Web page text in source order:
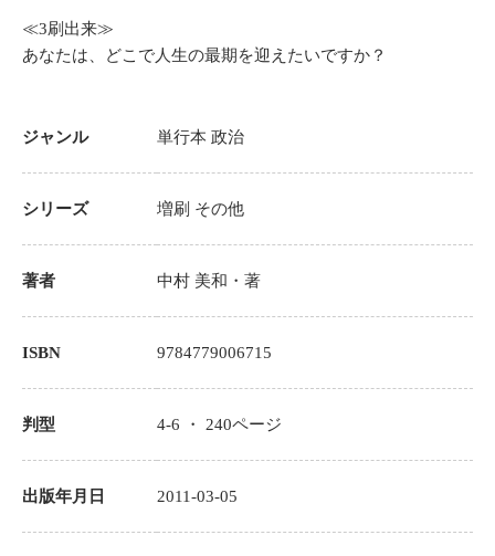
≪3刷出来≫
あなたは、どこで人生の最期を迎えたいですか？
ジャンル 単行本 政治
シリーズ 増刷 その他
著者 中村 美和 ・著
ISBN 9784779006715
判型 4-6 ・ 240ページ
出版年月日 2011-03-05